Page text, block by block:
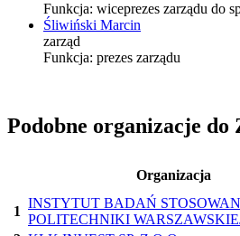
Funkcja: wiceprezes zarządu do
Śliwiński Marcin
zarząd
Funkcja: prezes zarządu
Podobne organizacje
Organizacja
1
INSTYTUT BADAŃ
POLITECHNIKI